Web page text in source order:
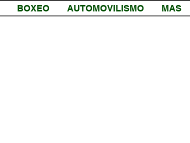
BOXEO AUTOMOVILISMO MAS